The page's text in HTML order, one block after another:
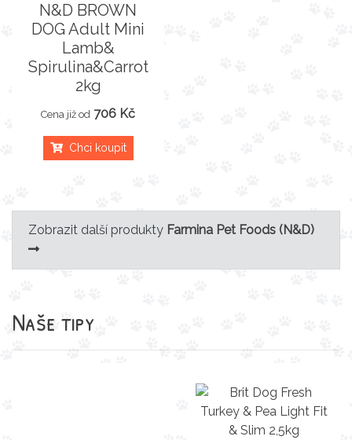
N&D BROWN
DOG Adult Mini
Lamb&
Spirulina&Carrot
2kg
Cena již od 706 Kč
Chci koupit
Zobrazit další produkty Farmina Pet Foods (N&D)
Naše tipy